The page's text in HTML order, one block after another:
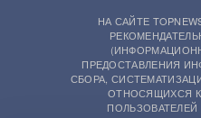
НА САЙТЕ
ПРЕДОСТАВЛЕНИЯ
СБОРА,
ОТНОСЯЩИХСЯ
ПОЛЬЗОВАТЕЛЕЙ